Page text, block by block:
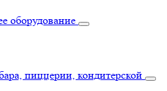
оборудование
пиццерии, кондитерской